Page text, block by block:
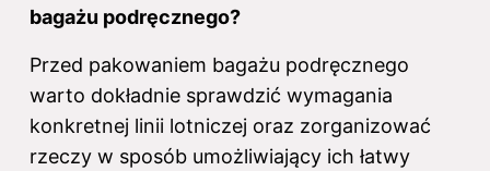
bagażu podręcznego?
Przed pakowaniem bagażu podręcznego
warto dokładnie sprawdzić wymagania
konkretnej linii lotniczej oraz zorganizować
rzeczy w sposób umożliwiający ich łatwy